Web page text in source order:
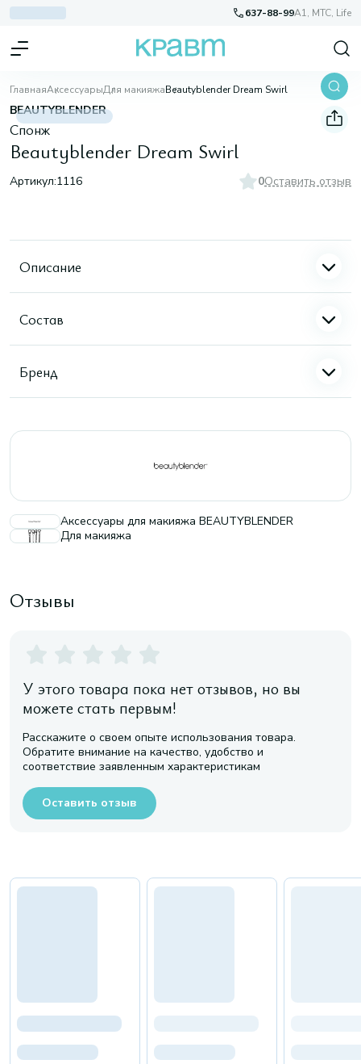
637-88-99A1, МТС, Life
ГлавнаяАксессуарыДля макияжаBeautyblender Dream Swirl
BEAUTYBLENDER
Спонж
Beautyblender Dream Swirl
Артикул:1116 0Оставить отзыв
Описание
Состав
Бренд
Аксессуары для макияжа BEAUTYBLENDER
Для макияжа
Отзывы
У этого товара пока нет отзывов, но вы
можете стать первым!
Расскажите о своем опыте использования товара.
Обратите внимание на качество, удобство и
соответствие заявленным характеристикам
Оставить отзыв